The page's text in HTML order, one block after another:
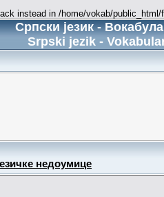
instead in /home/vokab/
Српски језик -
Srpski jezik -
недоумице